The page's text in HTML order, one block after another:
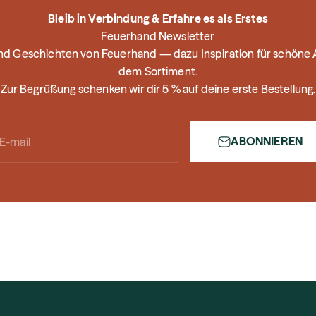
Bleib in Verbindung & Erfahre es als Erstes
Feuerhand Newsletter
Geschichten von Feuerhand — dazu Inspiration für schöne
dem Sortiment.
Zur Begrüßung schenken wir dir 5 % auf deine erste Bestellung.
E-mail ABONNIEREN